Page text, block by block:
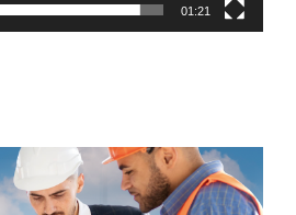
01:21